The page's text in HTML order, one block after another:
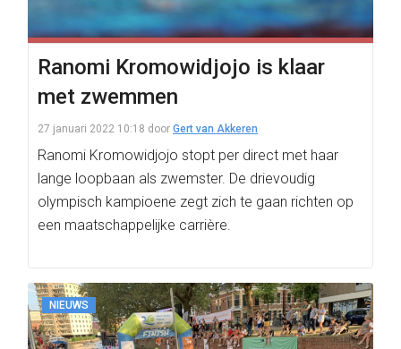
Ranomi Kromowidjojo is klaar
met zwemmen
27 januari 2022 10:18 door Gert van Akkeren
Ranomi Kromowidjojo stopt per direct met haar
lange loopbaan als zwemster. De drievoudig
olympisch kampioene zegt zich te gaan richten op
een maatschappelijke carrière.
NIEUWS